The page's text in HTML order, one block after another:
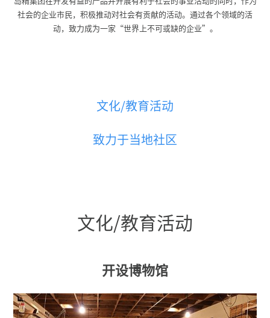
社会的企业市民，积极推动对社会有贡献的活动。通过各个领域的活
动，致力成为一家“世界上不可或缺的企业”。
文化/教育活动
致力于当地社区
文化/教育活动
开设博物馆